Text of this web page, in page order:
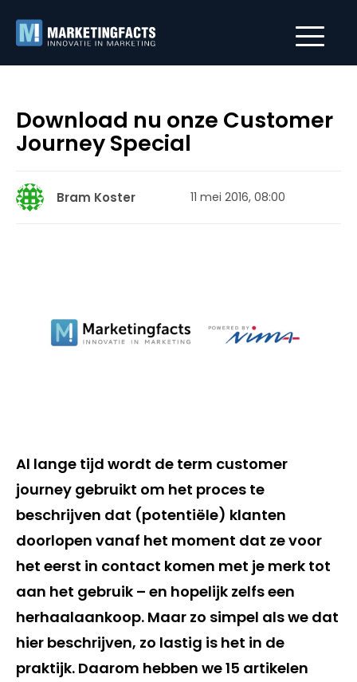
Download nu onze Customer
Journey Special
Bram Koster 11 mei 2016, 08:00
Al lange tijd wordt de term customer
journey gebruikt om het proces te
beschrijven dat (potentiële) klanten
doorlopen vanaf het moment dat ze voor
het eerst in contact komen met je merk tot
aan het gebruik – en hopelijk zelfs een
herhaalaankoop. Maar zo simpel als we dat
hier beschrijven, zo lastig is het in de
praktijk. Daarom hebben we 15 artikelen